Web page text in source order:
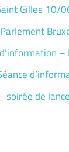
Gilles
soirée de